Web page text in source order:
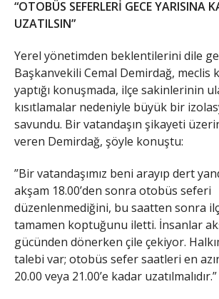
“OTOBÜS SEFERLERİ GECE YARISINA
UZATILSIN”
​Yerel yönetimden beklentilerini dile
Başkanvekili Cemal Demirdağ, meclis
yaptığı konuşmada, ilçe sakinlerinin
kısıtlamalar nedeniyle büyük bir
savundu. Bir vatandaşın şikayeti
veren Demirdağ, şöyle konuştu:
​”Bir vatandaşımız beni arayıp dert
akşam 18.00’den sonra otobüs seferi
düzenlenmediğini, bu saatten sonra
tamamen koptuğunu iletti. İnsanlar
gücünden dönerken çile çekiyor.
talebi var; otobüs sefer saatleri en
20.00 veya 21.00’e kadar uzatılmalıdır.”